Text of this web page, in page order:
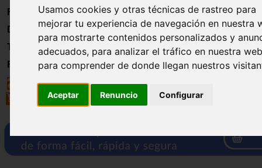
Usamos cookies y otras técnicas de rastreo para
mejorar tu experiencia de navegación en nuestra
para mostrarte contenidos personalizados y
adecuados, para analizar el tráfico en nuestra
para comprender de donde llegan nuestros
Aceptar Renuncio Configurar
Formación
Directorio
Trabajo
Registro